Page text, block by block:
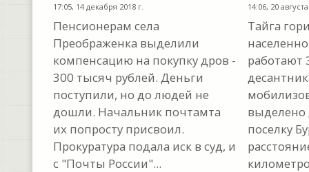
17:05, 14 декабря 2018 г.
Пенсионерам села
Преображенка выделили
компенсацию на покупку дров -
300 тысяч рублей. Деньги
поступили, но до людей не
дошли. Начальник почтамта
их попросту присвоил.
Прокуратура подала иск в суд, и
с "Почты России"...
14:06, 20
Тайга
работают
выделено
поселку